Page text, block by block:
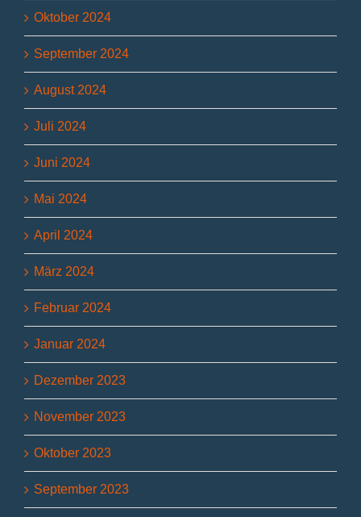
Oktober 2024
September 2024
August 2024
Juli 2024
Juni 2024
Mai 2024
April 2024
März 2024
Februar 2024
Januar 2024
Dezember 2023
November 2023
Oktober 2023
September 2023